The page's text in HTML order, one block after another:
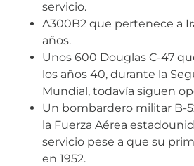
servicio.
A300B2 que pertenece a
años.
Unos 600 Douglas C-47
los años 40, durante la
Mundial, todavía siguen
Un bombardero militar B-
la Fuerza Aérea
servicio pese a que su
en 1952.